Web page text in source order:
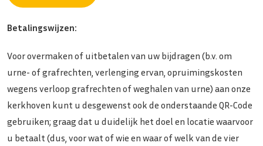
Betalingswijzen:
Voor overmaken of uitbetalen van uw bijdragen (b.v. om
urne- of grafrechten, verlenging ervan, opruimingskosten
wegens verloop grafrechten of weghalen van urne) aan onze
kerkhoven kunt u desgewenst ook de onderstaande QR-Code
gebruiken; graag dat u duidelijk het doel en locatie waarvoor
u betaalt (dus, voor wat of wie en waar of welk van de vier